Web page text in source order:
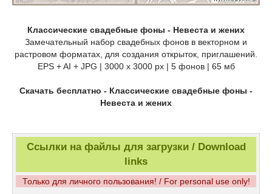
Классические свадебные фоны - Невеста и жених
Замечательный набор свадебных фонов в векторном и
растровом форматах, для создания открыток, приглашений.
EPS + AI + JPG | 3000 x 3000 px | 5 фонов | 65 мб
Скачать бесплатно - Классические свадебные фоны -
Невеста и жених
Ссылки на файлы для загрузки / Download
links
Только для личного пользования! / For personal use only!